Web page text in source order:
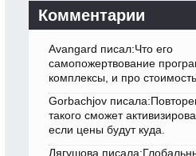
Комментарии
Avangard писал:Что его
самопожертвование
комплексы, и про
Gorbachjov
такого сможет
если цены будут куда.
Лягушова